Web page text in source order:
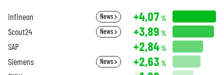
Infineon News +4,07 %
Scout24 News +3,89 %
SAP +2,84%
Siemens News +2,63 %